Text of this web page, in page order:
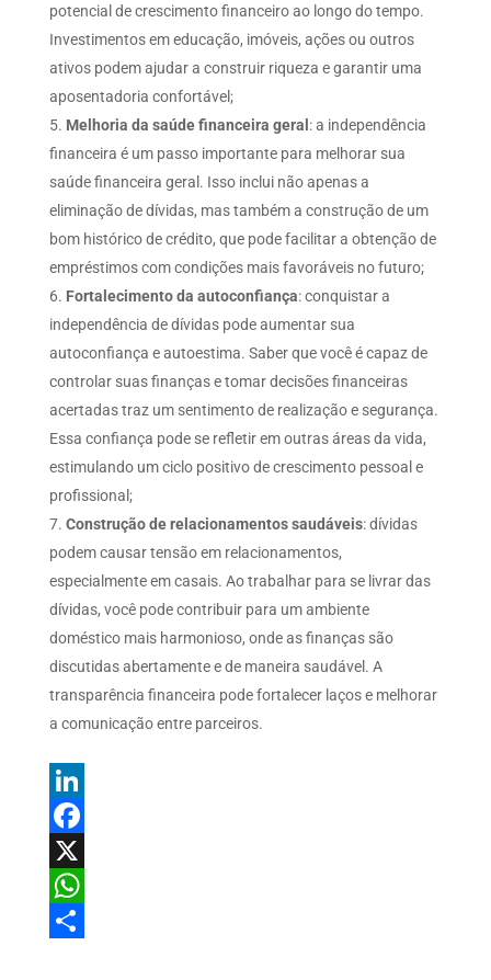
potencial de crescimento financeiro ao longo do tempo.
Investimentos em educação, imóveis, ações ou outros
ativos podem ajudar a construir riqueza e garantir uma
aposentadoria confortável;
Melhoria da saúde financeira geral : a independência
financeira é um passo importante para melhorar sua
saúde financeira geral. Isso inclui não apenas a
eliminação de dívidas, mas também a construção de um
bom histórico de crédito, que pode facilitar a obtenção de
empréstimos com condições mais favoráveis no futuro;
Fortalecimento da autoconfiança: conquistar a
independência de dívidas pode aumentar sua
autoconfiança e autoestima. Saber que você é capaz de
controlar suas finanças e tomar decisões financeiras
acertadas traz um sentimento de realização e segurança.
Essa confiança pode se refletir em outras áreas da vida,
estimulando um ciclo positivo de crescimento pessoal e
profissional;
Construção de relacionamentos saudáveis: dívidas
podem causar tensão em relacionamentos,
especialmente em casais. Ao trabalhar para se livrar das
dívidas, você pode contribuir para um ambiente
doméstico mais harmonioso, onde as finanças são
discutidas abertamente e de maneira saudável. A
transparência financeira pode fortalecer laços e melhorar
a comunicação entre parceiros.
L
n
k
a
c
X
W